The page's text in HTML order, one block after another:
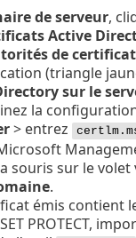
de serveur,
Active
de
(triangle
sur le
la
> entrez
souris sur le volet
.
émis contient
PROTECT,